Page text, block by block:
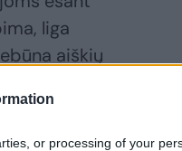
or processing of your
liga
aiškių